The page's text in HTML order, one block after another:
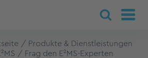
Produkte & Dienstleistungen
Frag den E²MS-Experten